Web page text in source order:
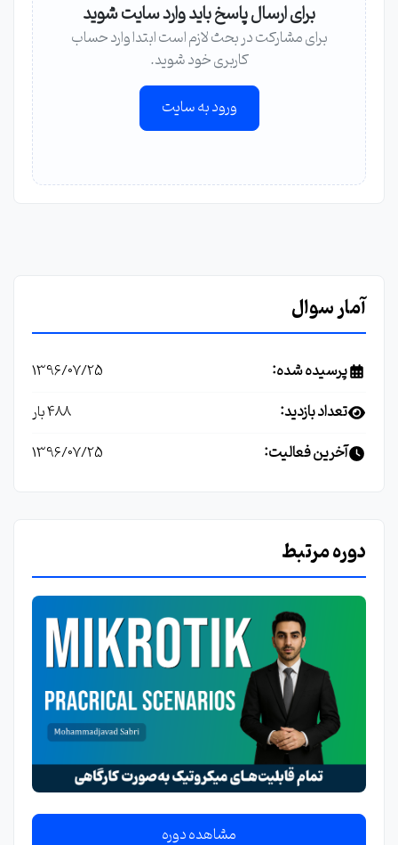
برای ارسال پاسخ باید وارد سایت شوید
برای مشارکت در بحث لازم است ابتدا وارد حساب
کاربری خود شوید.
ورود به سایت
آمار سوال
پرسیده شده: 1396/07/25
تعداد بازدید: 488 بار
آخرین فعالیت: 1396/07/25
دوره مرتبط
مشاهده دوره